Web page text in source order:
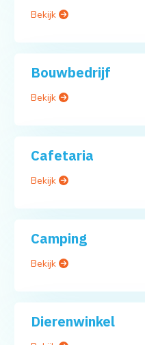
Bekijk
Bouwbedrijf
Bekijk
Cafetaria
Bekijk
Camping
Bekijk
Dierenwinkel